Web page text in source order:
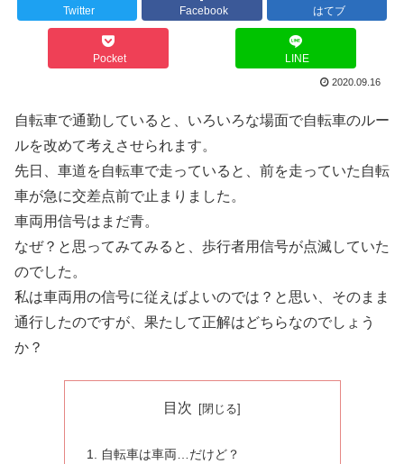
Twitter Facebook はてブ
Pocket LINE
2020.09.16
自転車で通勤していると、いろいろな場面で自転車のルー
ルを改めて考えさせられます。
先日、車道を自転車で走っていると、前を走っていた自転
車が急に交差点前で止まりました。
車両用信号はまだ青。
なぜ？と思ってみてみると、歩行者用信号が点滅していた
のでした。
私は車両用の信号に従えばよいのでは？と思い、そのまま
通行したのですが、果たして正解はどちらなのでしょう
か？
目次
自転車は車両…だけど？